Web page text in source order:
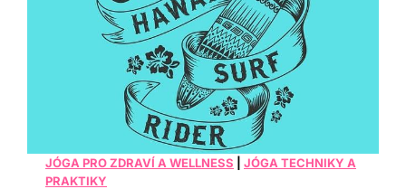
í
r
i
t
u
á
p
o
r
t
o
v
c
JÓGA PRO ZDRAVÍ A WELLNESS
JÓGA TECHNIKY A
PRAKTIKY